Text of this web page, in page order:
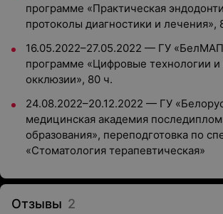
программе «Практическая
протоколы диагностики и лечения»,
16.05.2022–27.05.2022 — ГУ
программе «Цифровые технологии и
окклюзии», 80 ч.
24.08.2022–20.12.2022 — ГУ
медицинская академия
образования», переподготовка по
«Стоматология терапевтическая»
Отзывы 2